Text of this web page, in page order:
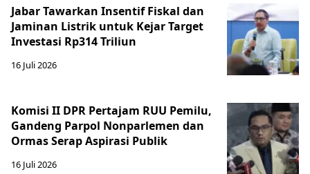
Jabar Tawarkan Insentif Fiskal dan
Jaminan Listrik untuk Kejar Target
Investasi Rp314 Triliun
16 Juli 2026
Komisi II DPR Pertajam RUU Pemilu,
Gandeng Parpol Nonparlemen dan
Ormas Serap Aspirasi Publik
16 Juli 2026